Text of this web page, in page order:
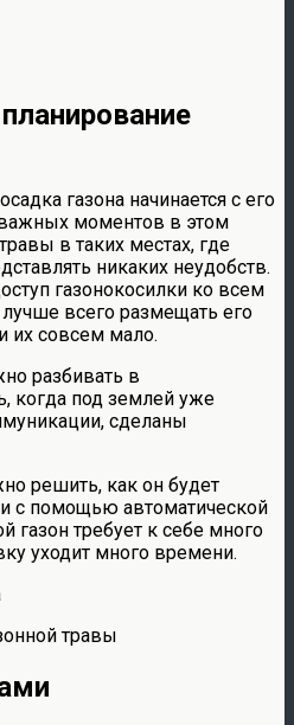
газона начинается с его
моментов в этом
в таких местах, где
никаких неудобств.
газонокосилки ко всем
лучше всего размещать его
их совсем мало.
разбивать в
когда под землей уже
сделаны
решить, как он будет
с помощью автоматической
газон требует к себе много
уходит много времени.
травы